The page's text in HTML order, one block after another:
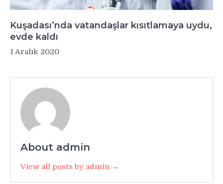
Kuşadası’nda vatandaşlar kısıtlamaya uydu,
evde kaldı
1 Aralık 2020
About admin
View all posts by admin →